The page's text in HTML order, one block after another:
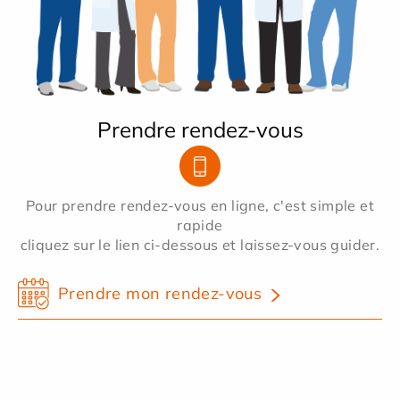
Prendre rendez-vous
Pour prendre rendez-vous en ligne, c'est simple et
rapide
cliquez sur le lien ci-dessous et laissez-vous guider.
Prendre mon rendez-vous